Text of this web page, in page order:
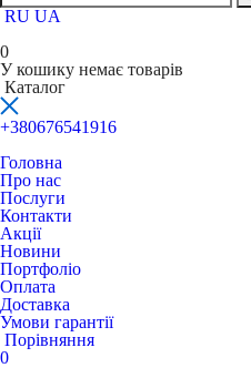
RU UA
0
У кошику немає товарів
Каталог
+380676541916
Головна
Про нас
Послуги
Контакти
Акції
Новини
Портфоліо
Оплата
Доставка
Умови гарантії
Порівняння
0